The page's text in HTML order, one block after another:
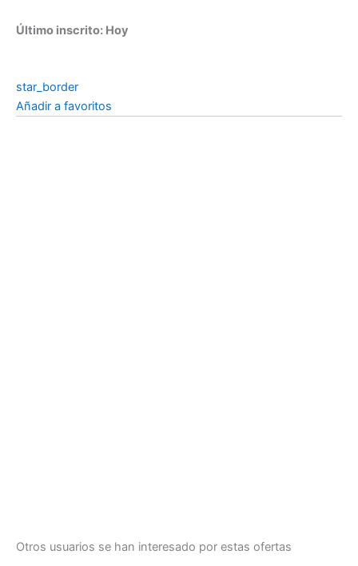
Último inscrito: Hoy
star_border
Añadir a favoritos
Otros usuarios se han interesado por estas ofertas